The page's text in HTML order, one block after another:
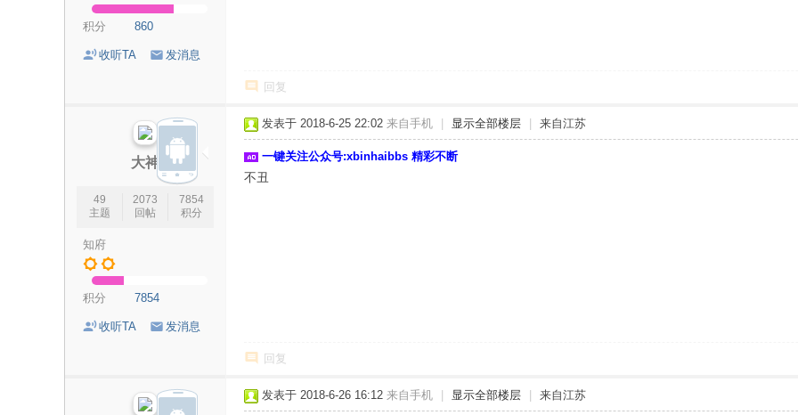
积分 860
收听TA 发消息
回复
大神
49
主题
2073
回帖
7854
积分
知府
积分 7854
收听TA 发消息
发表于 2018-6-25 22:02 来自手机 显示全部楼层 来自江苏
一键关注公众号:xbinhaibbs 精彩不断
不丑
回复
发表于 2018-6-26 16:12 来自手机 显示全部楼层 来自江苏